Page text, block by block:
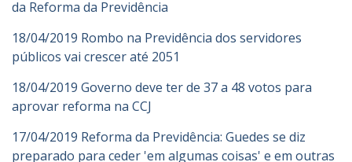
da Reforma da Previdência
18/04/2019 Rombo na Previdência dos servidores
públicos vai crescer até 2051
18/04/2019 Governo deve ter de 37 a 48 votos para
aprovar reforma na CCJ
17/04/2019 Reforma da Previdência: Guedes se diz
preparado para ceder 'em algumas coisas' e em outras